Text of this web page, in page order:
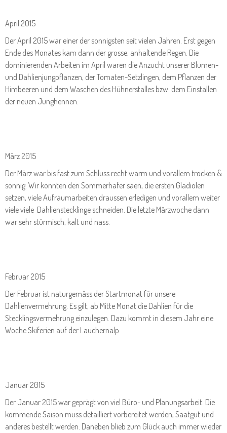
April 2015
Der April 2015 war einer der sonnigsten seit vielen Jahren. Erst gegen
Ende des Monates kam dann der grosse, anhaltende Regen. Die
dominierenden Arbeiten im April waren die Anzucht unserer Blumen-
und Dahlienjungpflanzen, der Tomaten-Setzlingen, dem Pflanzen der
Himbeeren und dem Waschen des Hühnerstalles bzw. dem Einstallen
der neuen Junghennen.
März 2015
Der März war bis fast zum Schluss recht warm und vorallem trocken &
sonnig. Wir konnten den Sommerhafer säen, die ersten Gladiolen
setzen, viele Aufräumarbeiten draussen erledigen und vorallem weiter
viele viele Dahlienstecklinge schneiden. Die letzte Märzwoche dann
war sehr stürmisch, kalt und nass.
Februar 2015
Der Februar ist naturgemäss der Startmonat für unsere
Dahlienvermehrung. Es gilt, ab Mitte Monat die Dahlien für die
Stecklingsvermehrung einzulegen. Dazu kommt in diesem Jahr eine
Woche Skiferien auf der Lauchernalp.
Januar 2015
Der Januar 2015 war geprägt von viel Büro- und Planungsarbeit. Die
kommende Saison muss detailliert vorbereitet werden, Saatgut und
anderes bestellt werden. Daneben blieb zum Glück auch immer wieder